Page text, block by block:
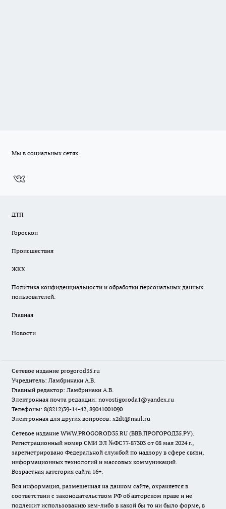
Мы в социальных сетях
ДТП
Гороскоп
Происшествия
ЖКХ
Политика конфиденциальности и обработки персональных данных
пользователей.
Главная
Новости
Сетевое издание progorod35.ru
Учредитель: Ламбринаки А.В.
Главный редактор: Ламбринаки А.В.
Электронная почта редакции: novostigoroda1@yandex.ru
Телефоны: 8(8212)39-14-42, 89041001090
Электронная для других вопросов: x2dt@mail.ru
Сетевое издание WWW.PROGOROD35.RU (ВВВ.ПРОГОРОД35.РУ).
Регистрационный номер СМИ ЭЛ №ФС77-87303 от 08 мая 2024 г.,
зарегистрировано Федеральной службой по надзору в сфере связи,
информационных технологий и массовых коммуникаций.
Возрастная категория сайта 16+.
Вся информация, размещенная на данном сайте, охраняется в
соответствии с законодательством РФ об авторском праве и не
подлежит использованию кем-либо в какой бы то ни было форме, в